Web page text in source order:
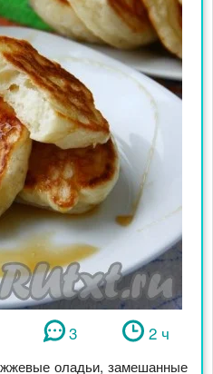
3 2 ч
оладьи, замешанные